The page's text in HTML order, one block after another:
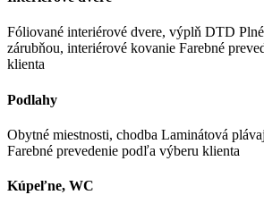
Fóliované interiérové dvere, výplň DTD
zárubňou, interiérové kovanie Farebné
klienta
Podlahy
Obytné miestnosti, chodba Laminátová
Farebné prevedenie podľa výberu klienta
Kúpeľne, WC